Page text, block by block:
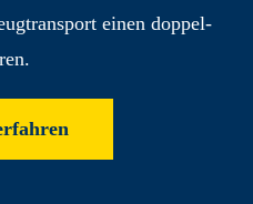
einen doppel­